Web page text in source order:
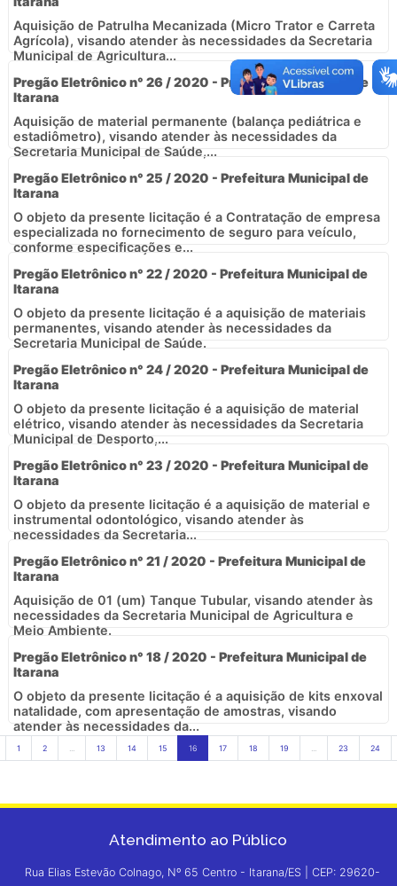
Aquisição de Patrulha Mecanizada (Micro Trator e Carreta
Agrícola), visando atender às necessidades da Secretaria
Municipal de Agricultura...
Pregão Eletrônico n° 26 / 2020 - Prefeitura Municipal de
Itarana
Aquisição de material permanente (balança pediátrica e
estadiômetro), visando atender às necessidades da
Secretaria Municipal de Saúde,...
Pregão Eletrônico n° 25 / 2020 - Prefeitura Municipal de
Itarana
O objeto da presente licitação é a Contratação de empresa
especializada no fornecimento de seguro para veículo,
conforme especificações e...
Pregão Eletrônico n° 22 / 2020 - Prefeitura Municipal de
Itarana
O objeto da presente licitação é a aquisição de materiais
permanentes, visando atender às necessidades da
Secretaria Municipal de Saúde.
Pregão Eletrônico n° 24 / 2020 - Prefeitura Municipal de
Itarana
O objeto da presente licitação é a aquisição de material
elétrico, visando atender às necessidades da Secretaria
Municipal de Desporto,...
Pregão Eletrônico n° 23 / 2020 - Prefeitura Municipal de
Itarana
O objeto da presente licitação é a aquisição de material e
instrumental odontológico, visando atender às
necessidades da Secretaria...
Pregão Eletrônico n° 21 / 2020 - Prefeitura Municipal de
Itarana
Aquisição de 01 (um) Tanque Tubular, visando atender às
necessidades da Secretaria Municipal de Agricultura e
Meio Ambiente.
Pregão Eletrônico n° 18 / 2020 - Prefeitura Municipal de
Itarana
O objeto da presente licitação é a aquisição de kits enxoval
natalidade, com apresentação de amostras, visando
atender às necessidades da...
1 2 13 14 15 16 17 18 19 23 24
Atendimento ao Público
Rua Elias Estevão Colnago, Nº 65 Centro - Itarana/ES | CEP: 29620-